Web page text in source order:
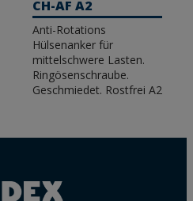
CH-AF A2
Anti-Rotations
Hülsenanker für
mittelschwere Lasten.
Ringösenschraube.
Geschmiedet. Rostfrei A2